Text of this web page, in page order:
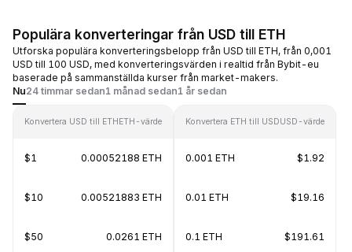
Populära konverteringar från USD till ETH
Utforska populära konverteringsbelopp från USD till ETH, från 0,001
USD till 100 USD, med konverteringsvärden i realtid från Bybit-eu
baserade på sammanställda kurser från market-makers.
Nu24 timmar sedan1 månad sedan1 år sedan
Konvertera USD till ETHETH-värde
$1 0.00052188 ETH
$10 0.00521883 ETH
$50 0.0261 ETH
Konvertera ETH till USDUSD-värde
0.001 ETH $1.92
0.01 ETH $19.16
0.1 ETH $191.61